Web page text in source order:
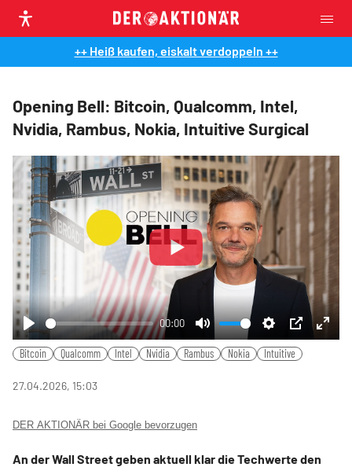
++ Heiß kaufen, eiskalt verdoppeln ++
Opening Bell: Bitcoin, Qualcomm, Intel,
Nvidia, Rambus, Nokia, Intuitive Surgical
Play
00:00
Mute Settings
PIP
Bitcoin Qualcomm Intel Nvidia Rambus Nokia Intuitive
27.04.2026, 15:03
DER AKTIONÄR bei Google bevorzugen
An der Wall Street geben aktuell klar die Techwerte den